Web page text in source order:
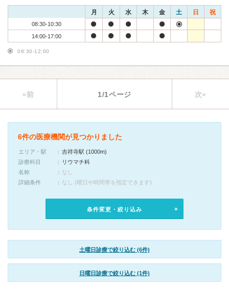
月 火 水 木 金 土 日 祝
08:30-10:30
14:00-17:00
08:30-12:00
«前 1/1ページ 次»
6件の医療機関が見つかりました
エリア・駅
吉祥寺駅 (1000m)
診療科目
リウマチ科
名称
なし
詳細条件
なし (曜日や時間帯を指定できます)
条件変更・絞り込み
土曜日診療で絞り込む (6件)
日曜日診療で絞り込む (1件)